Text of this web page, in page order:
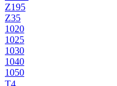
Z195
Z35
1020
1025
1030
1040
1050
T4